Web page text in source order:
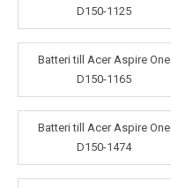
D150-1125
Batteri till Acer Aspire One
D150-1165
Batteri till Acer Aspire One
D150-1474